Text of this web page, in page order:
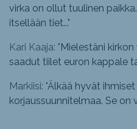
virka on ollut tuulinen
itsellään tiet..."
Kari Kaaja: "Mielestäni
saadut tiilet euron kappale
Markiisi: "Älkää hyvät
korjaussuunnitelmaa. Se on